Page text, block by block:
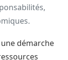
démarche